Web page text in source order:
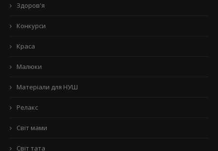
Здоров'я
Конкурси
Краса
Малюки
Матеріали для НУШ
Релакс
Світ мами
Світ тата